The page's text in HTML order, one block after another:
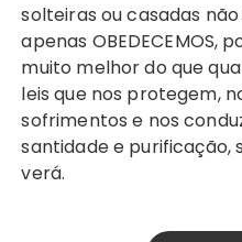
solteiras ou casadas não estabelecemos regras,
apenas OBEDECEMOS,
muito melhor do que
leis que nos protegem,
sofrimentos e nos
santidade e purificação,
verá.